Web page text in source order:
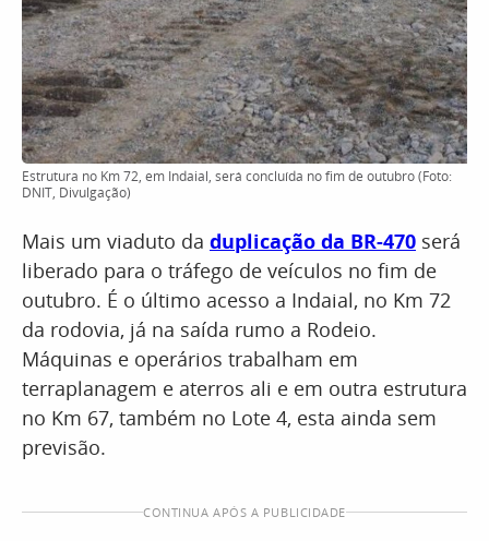
Estrutura no Km 72, em Indaial, será concluída no fim de outubro (Foto:
DNIT, Divulgação)
Mais um viaduto da duplicação da BR-470 será
liberado para o tráfego de veículos no fim de
outubro. É o último acesso a Indaial, no Km 72
da rodovia, já na saída rumo a Rodeio.
Máquinas e operários trabalham em
terraplanagem e aterros ali e em outra estrutura
no Km 67, também no Lote 4, esta ainda sem
previsão.
CONTINUA APÓS A PUBLICIDADE